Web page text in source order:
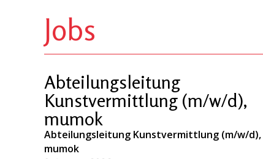
Jobs
Abteilungsleitung
Kunstvermittlung (m/w/d),
mumok
Abteilungsleitung Kunstvermittlung (m/w/d),
mumok